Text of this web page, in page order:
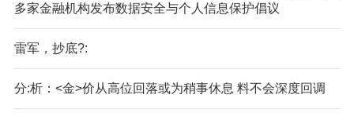
多家金融机构发布数据安全与个人信息保护倡议
雷军，抄底?:
分:析：<金>价从高位回落或为稍事休息 料不会深度回调